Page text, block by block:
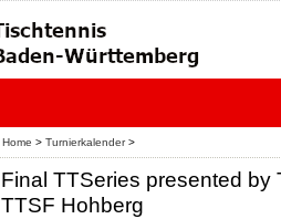
Home > Turnierkalender>
Final TTSeries presented by
TTSF Hohberg